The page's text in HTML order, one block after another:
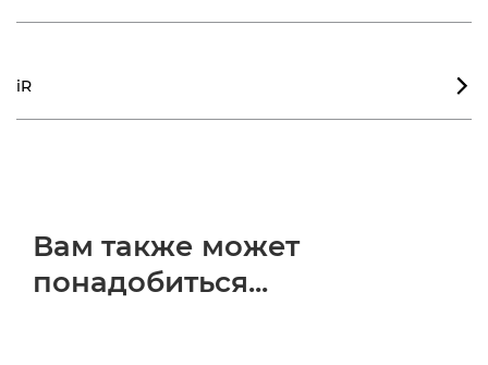
iR 
Вам также может
понадобиться...